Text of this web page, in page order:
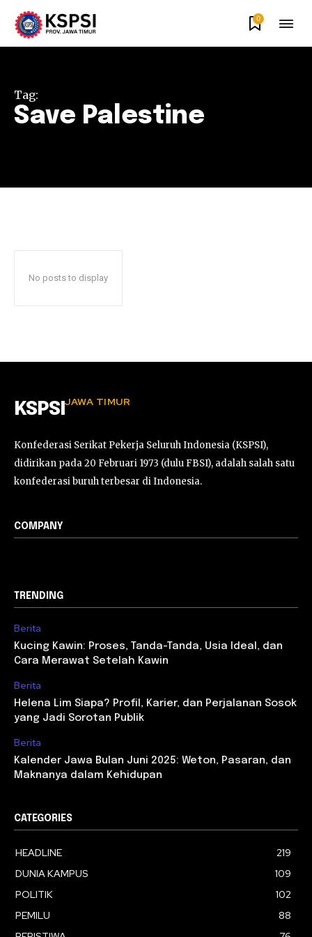
0
Tag:
Save Palestine
No posts to display
KSPSI JAWA TIMUR
Konfederasi Serikat Pekerja Seluruh Indonesia (KSPSI),
didirikan pada 20 Februari 1973 (dulu FBSI), adalah salah satu
konfederasi buruh terbesar di Indonesia.
COMPANY
TRENDING
Berita
Kucing Kawin: Proses, Tanda-Tanda, Usia Ideal, dan
Cara Merawat Setelah Kawin
Berita
Helena Lim Siapa? Profil, Karier, dan Perjalanan Sosok
yang Jadi Sorotan Publik
Berita
Kalender Jawa Bulan Juni 2025: Weton, Pasaran, dan
Maknanya dalam Kehidupan
CATEGORIES
HEADLINE
219
DUNIA KAMPUS
109
POLITIK
102
PEMILU
88